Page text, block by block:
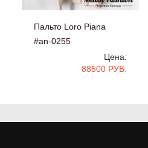
Пальто Loro Piana
#an-0255
Цена:
88500 РУБ.